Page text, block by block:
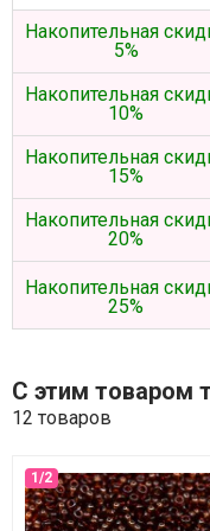
Накопительная
5%
Накопительная
10%
Накопительная
15%
Накопительная
20%
Накопительная
25%
С этим товаром
12 товаров